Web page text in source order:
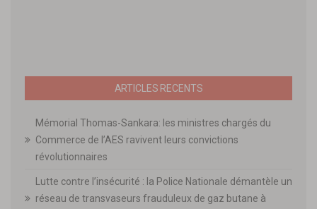
ARTICLES RECENTS
Mémorial Thomas-Sankara: les ministres chargés du
Commerce de l’AES ravivent leurs convictions
révolutionnaires
Lutte contre l’insécurité : la Police Nationale démantèle un
réseau de transvaseurs frauduleux de gaz butane à